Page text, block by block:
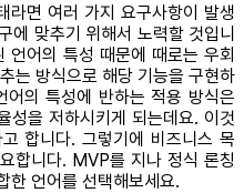
라면 여러 가지 요구사항이 발생
에 맞추기 위해서 노력할 것입니
언어의 특성 때문에 때로는 우회
는 방식으로 해당 기능을 구현하
의 특성에 반하는 적용 방식은
성을 저하시키게 되는데요. 이것
합니다. 그렇기에 비즈니스 목
합니다. MVP를 지나 정식 론칭
한 언어를 선택해보세요.